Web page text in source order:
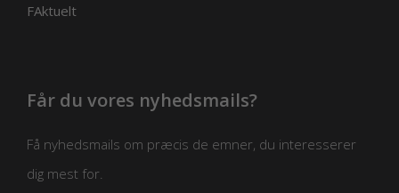
FAktuelt
Får du vores nyhedsmails?
Få nyhedsmails om præcis de emner, du interesserer
dig mest for.